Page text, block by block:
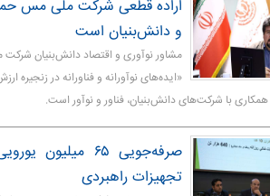
اراده قطعی شرکت ملی مس
و دانش‌بنیان است
مشاور نوآوری و اقتصاد دانش‌بنیان شرکت
«ایده‌های نوآورانه و فناورانه در
با شرکت‌های دانش‌بنیان، فناور و نوآور است.
صرفه‌جویی ۶۵
تجهیزات راهبردی